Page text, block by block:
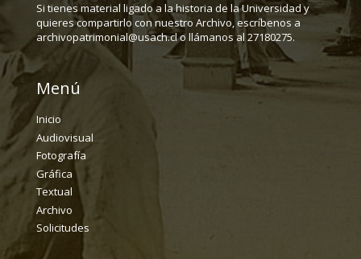
Si tienes material ligado a la historia de la Universidad y
quieres compartirlo con nuestro Archivo, escríbenos a
archivopatrimonial@usach.cl o llámanos al 27180275.
Menú
Inicio
Audiovisual
Fotografía
Gráfica
Textual
Archivo
Solicitudes